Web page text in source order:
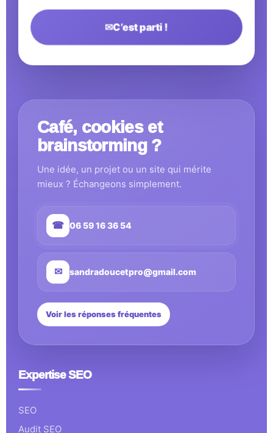
✉C’est parti !
Café, cookies et
brainstorming ?
Une idée, un projet ou un site qui mérite
mieux ? Échangeons simplement.
☎ 06 59 16 36 54
✉ sandradoucetpro@gmail.com
Voir les réponses fréquentes
Expertise SEO
SEO
Audit SEO